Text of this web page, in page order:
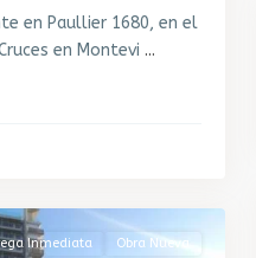
en Paullier 1680, en el
en Montevi ...
Inmediata Obra Nueva